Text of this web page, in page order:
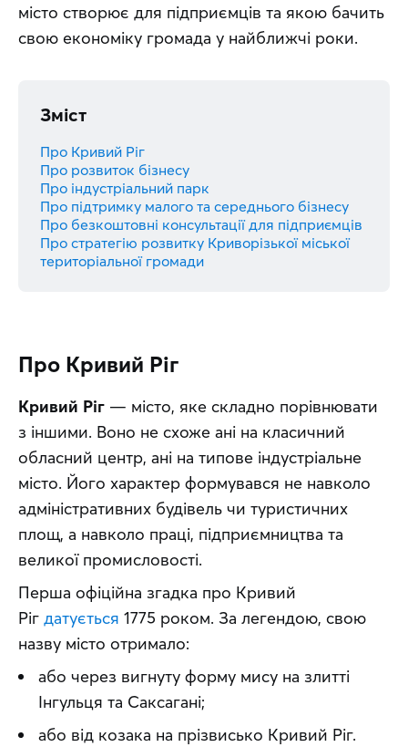
місто створює для підприємців та якою бачить
свою економіку громада у найближчі роки.
Зміст
Про Кривий Ріг
Про розвиток бізнесу
Про індустріальний парк
Про підтримку малого та середнього бізнесу
Про безкоштовні консультації для підприємців
Про стратегію розвитку Криворізької міської
територіальної громади
Про Кривий Ріг
Кривий Ріг — місто, яке складно порівнювати
з іншими. Воно не схоже ані на класичний
обласний центр, ані на типове індустріальне
місто. Його характер формувався не навколо
адміністративних будівель чи туристичних
площ, а навколо праці, підприємництва та
великої промисловості.
Перша офіційна згадка про Кривий
Ріг датується 1775 роком. За легендою, свою
назву місто отримало:
або через вигнуту форму мису на злитті
Інгульця та Саксагані;
або від козака на прізвисько Кривий Ріг.